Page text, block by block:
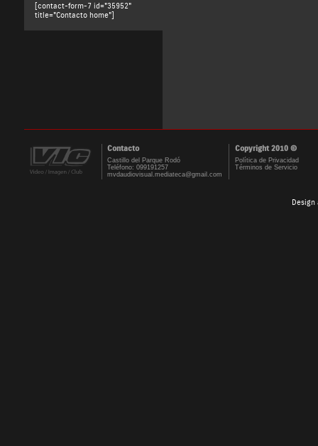
[contact-form-7 id="35952"
title="Contacto home"]
Contacto Copyright 2010 ©
Castillo del Parque Rodó
Teléfono: 099191257
mvdaudiovisual.mediateca@gmail.com
Política de Privacidad
Términos de Servicio